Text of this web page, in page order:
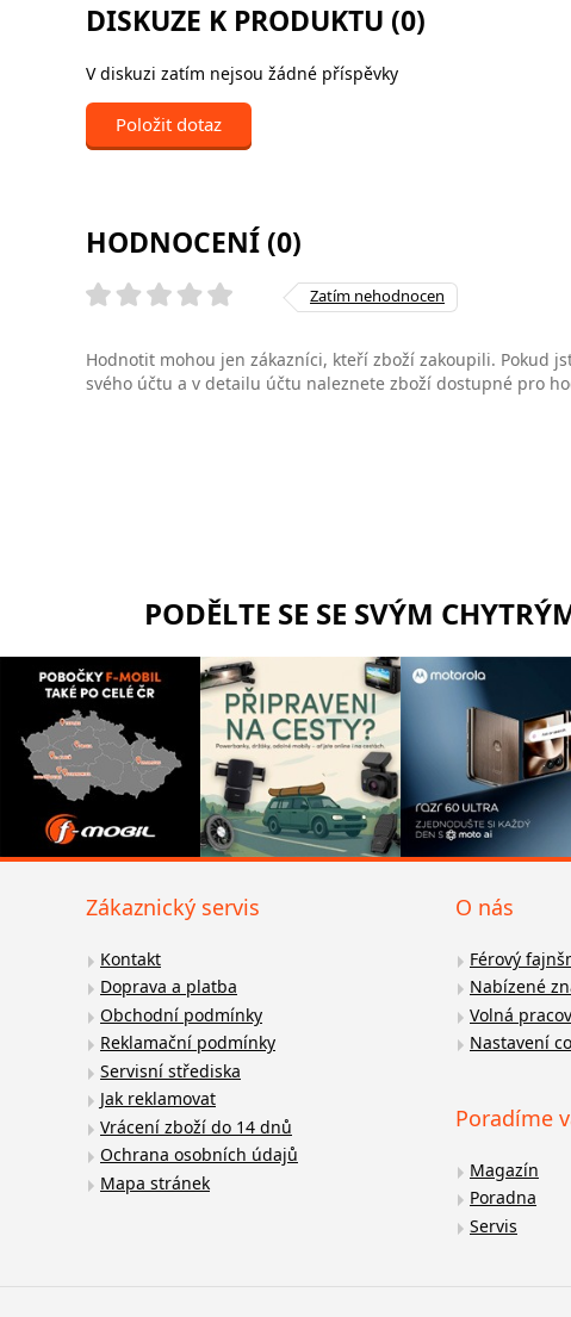
DISKUZE K PRODUKTU (0)
V diskuzi zatím nejsou žádné příspěvky
Položit dotaz
HODNOCENÍ (0)
Zatím nehodnocen
Hodnotit mohou jen zákazníci, kteří zboží zakoupili. Pokud
svého účtu a v detailu účtu naleznete zboží dostupné pro
PODĚLTE SE SE SVÝM
Zákaznický servis
Kontakt
Doprava a platba
Obchodní podmínky
Reklamační podmínky
Servisní střediska
Jak reklamovat
Vrácení zboží do 14 dnů
Ochrana osobních údajů
Mapa stránek
O nás
Férový
Nabízené
Volná
Nastavení
Poradíme
Magazín
Poradna
Servis